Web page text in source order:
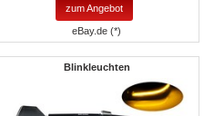
zum Angebot
eBay.de (*)
Blinkleuchten